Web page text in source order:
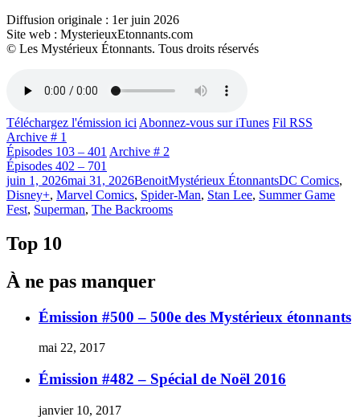
Diffusion originale : 1er juin 2026
Site web : MysterieuxEtonnants.com
© Les Mystérieux Étonnants. Tous droits réservés
Téléchargez l'émission ici Abonnez-vous sur iTunes Fil RSS
Archive # 1
Épisodes 103 – 401 Archive # 2
Épisodes 402 – 701
Publié
le
juin 1, 2026mai 31, 2026BenoitCatégories
Mystérieux ÉtonnantsÉtiquettes
DC Comics,
Disney+, Marvel Comics, Spider-Man, Stan Lee, Summer Game
Fest, Superman, The Backrooms
Top 10
À ne pas manquer
Émission #500 – 500e des Mystérieux étonnants
mai 22, 2017
Émission #482 – Spécial de Noël 2016
janvier 10, 2017